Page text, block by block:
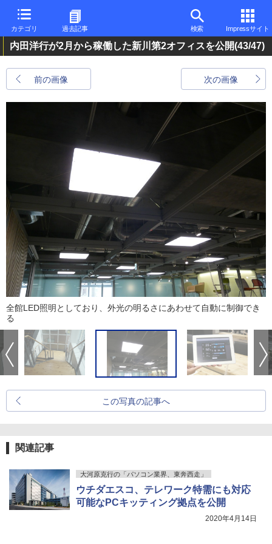
カテゴリ 過去記事 検索 Impressサイト
内田洋行が2月から稼働した新川第2オフィスを公開(43/47)
前の画像 次の画像
全館LED照明としており、外光の明るさにあわせて自動に制御でき
る
この写真の記事へ
関連記事
大河原克行の「パソコン業界、東奔西走」
ウチダエスコ、テレワーク特需にも対応
可能なPCキッティング拠点を公開
2020年4月14日